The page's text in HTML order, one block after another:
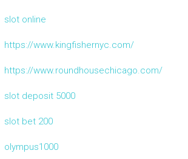
slot online
https://www.kingfishernyc.com/
https://www.roundhousechicago.com/
slot deposit 5000
slot bet 200
olympus1000